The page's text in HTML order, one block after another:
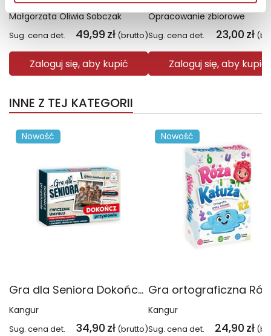
Małgorzata Oliwia Sobczak
Sug. cena det. 49,99 zł (brutto)
Zaloguj się, aby kupić
Opracowanie zbiorowe
Sug. cena det. 23,00 zł
Zaloguj się, aby kupić
INNE Z TEJ KATEGORII
Nowość
Gra dla Seniora Dokończ przysłowie
Kangur
Sug. cena det. 34,90 zł (brutto)
Nowość
Kangur
Sug. cena det. 24,90 zł